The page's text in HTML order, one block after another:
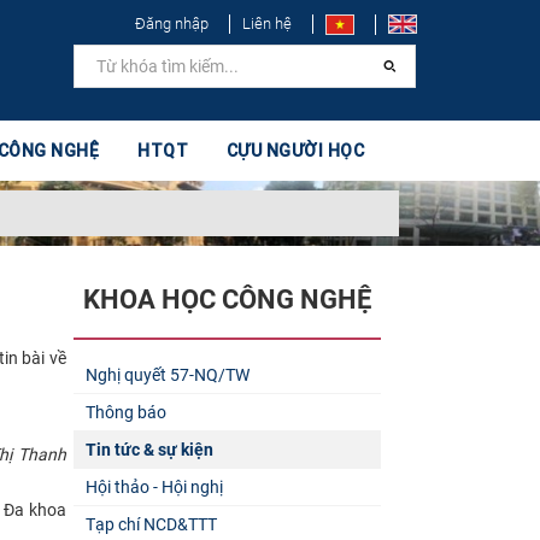
Đăng nhập Liên hệ
NGHỆ HTQT CỰU NGƯỜI HỌC
bài về
Thanh
Đa khoa
KHOA HỌC CÔNG NGHỆ
Nghị quyết 57-NQ/TW
Thông báo
Tin tức & sự kiện
Hội thảo - Hội nghị
Tạp chí NCD&TTT